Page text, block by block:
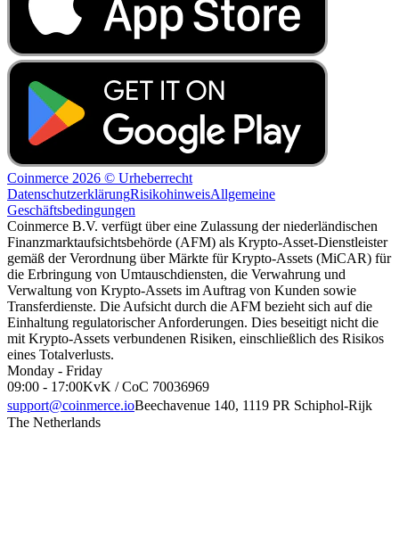
Coinmerce 2026 © Urheberrecht
DatenschutzerklärungRisikohinweisAllgemeine
Geschäftsbedingungen
Coinmerce B.V. verfügt über eine Zulassung der niederländischen
Finanzmarktaufsichtsbehörde (AFM) als Krypto-Asset-Dienstleister
gemäß der Verordnung über Märkte für Krypto-Assets (MiCAR) für
die Erbringung von Umtauschdiensten, die Verwahrung und
Verwaltung von Krypto-Assets im Auftrag von Kunden sowie
Transferdienste. Die Aufsicht durch die AFM bezieht sich auf die
Einhaltung regulatorischer Anforderungen. Dies beseitigt nicht die
mit Krypto-Assets verbundenen Risiken, einschließlich des Risikos
eines Totalverlusts.
Monday - Friday
09:00 - 17:00KvK / CoC 70036969
support@coinmerce.ioBeechavenue 140, 1119 PR Schiphol-Rijk
The Netherlands